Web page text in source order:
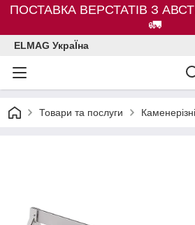
ПОСТАВКА ВЕРСТАТІВ З
🚛
ELMAG УкраЇна
Товари та послуги